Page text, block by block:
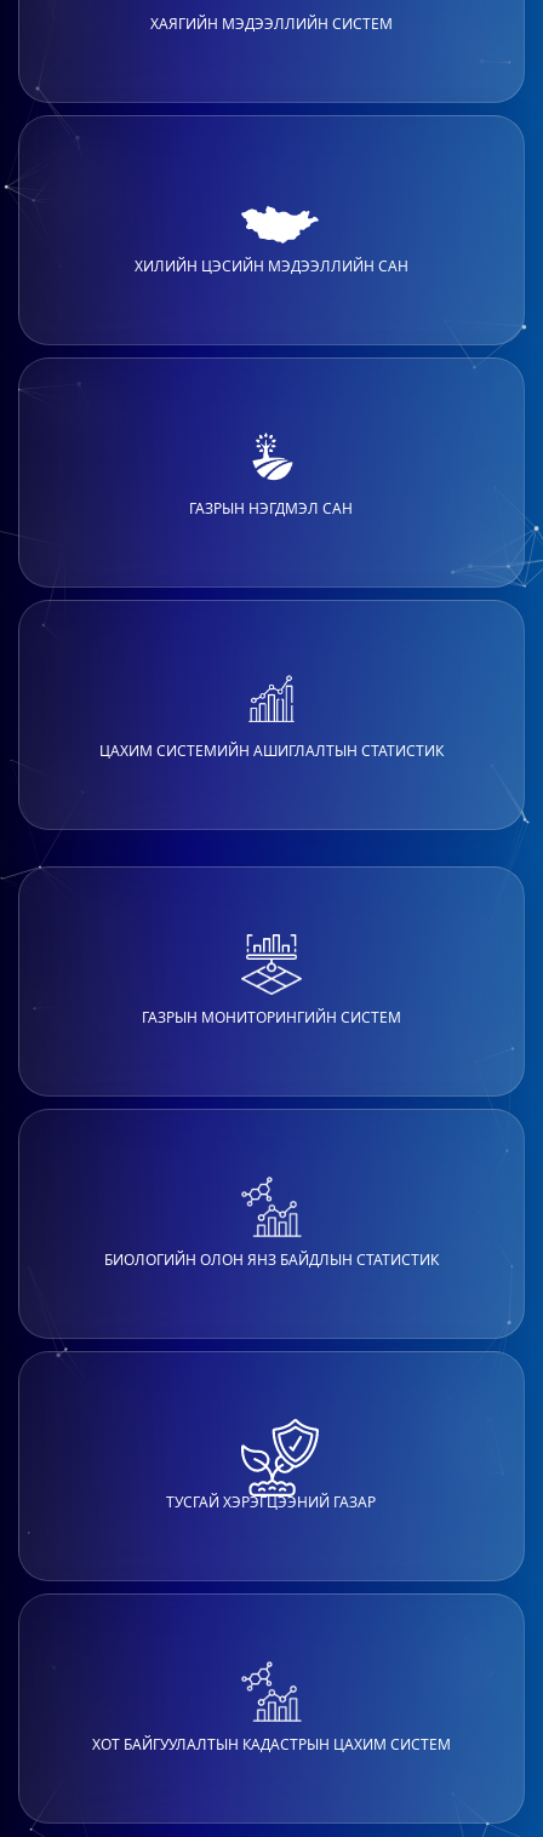
ХАЯГИЙН МЭДЭЭЛЛИЙН СИСТЕМ
ХИЛИЙН ЦЭСИЙН МЭДЭЭЛЛИЙН САН
ГАЗРЫН НЭГДМЭЛ САН
ЦАХИМ СИСТЕМИЙН АШИГЛАЛТЫН СТАТИСТИК
ГАЗРЫН МОНИТОРИНГИЙН СИСТЕМ
БИОЛОГИЙН ОЛОН ЯНЗ БАЙДЛЫН СТАТИСТИК
ТУСГАЙ ХЭРЭГЦЭЭНИЙ ГАЗАР
ХОТ БАЙГУУЛАЛТЫН КАДАСТРЫН ЦАХИМ СИСТЕМ